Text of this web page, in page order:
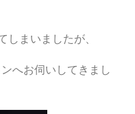
まいましたが、
へお伺いしてきまし